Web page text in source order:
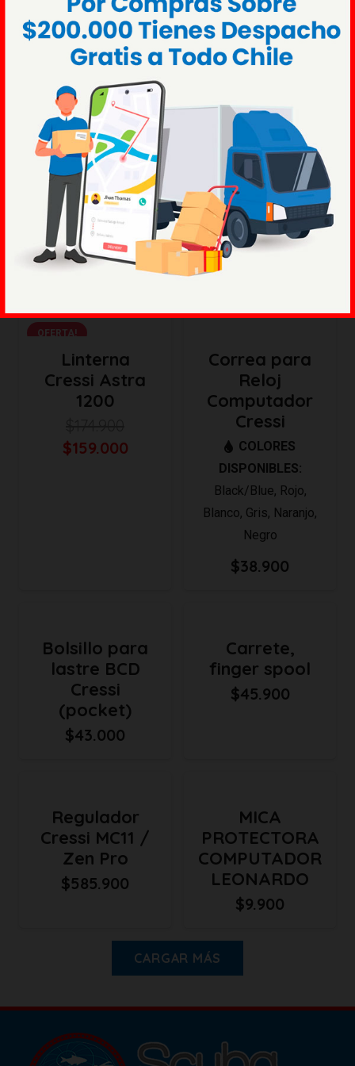
$84.900 -
$96.900Rango
desde
$84.900
hasta
$96.900
Máscara
Cressi A1
COLORES
DISPONIBLES:
Azul
Blanco,Negro
$79.900
BCD Cressi
Commander
EVO
TALLAS
DISPONIBLES:
S,M,L,XL
OFERTA!
Linterna
Cressi Astra
1200
El
$159.000El
Correa para
Reloj
Computador
Cressi
COLORES
DISPONIBLES:
Black/Blue, Rojo,
Blanco, Gris, Naranjo,
Negro
$38.900
Bolsillo para
lastre BCD
Cressi
(pocket)
$43.000
Carrete,
finger spool
$45.900
Regulador
Cressi MC11 /
Zen Pro
$585.900
MICA
PROTECTORA
COMPUTADOR
LEONARDO
$9.900
CARGAR MÁS